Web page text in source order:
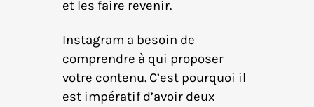
et les faire revenir.
Instagram a besoin de
comprendre à qui proposer
votre contenu. C’est pourquoi il
est impératif d’avoir deux